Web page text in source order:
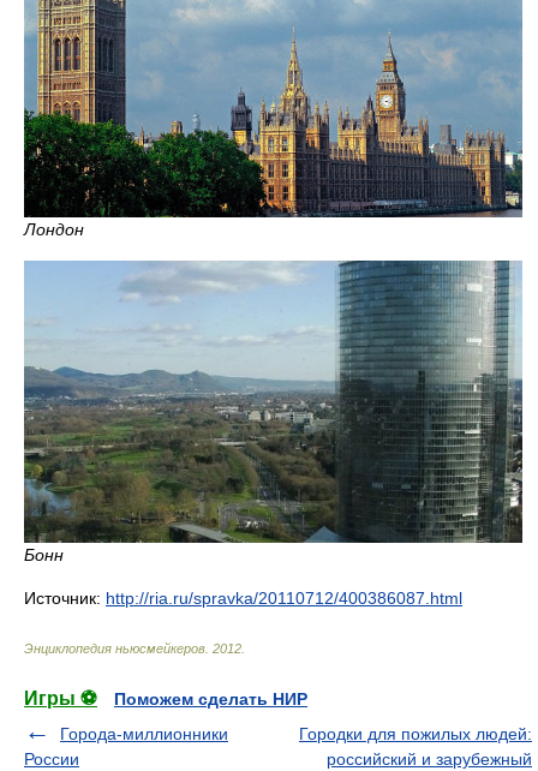
Лондон
Бонн
Источник: http://ria.ru/spravka/20110712/400386087.html
Энциклопедия ньюсмейкеров 2012
Игры ⚽
Поможем сделать НИР
Города-миллионники
России
Городки для пожилых людей:
российский и зарубежный